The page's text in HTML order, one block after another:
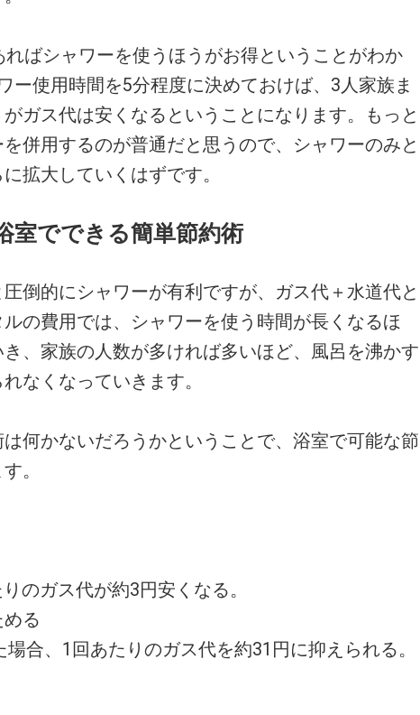
ばシャワーを使うほうがお得ということがわか
ー使用時間を5分程度に決めておけば、3人家族ま
ガス代は安くなるということになります。もっと
併用するのが普通だと思うので、シャワーのみと
拡大していくはずです。
でできる簡単節約術
倒的にシャワーが有利ですが、ガス代＋水道代と
の費用では、シャワーを使う時間が長くなるほ
、家族の人数が多ければ多いほど、風呂を沸かす
なくなっていきます。
何かないだろうかということで、浴室で可能な節
。
のガス代が約3円安くなる。
る
合、1回あたりのガス代を約31円に抑えられる。